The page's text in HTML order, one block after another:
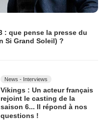
: que pense la presse du
Si Grand Soleil) ?
News - Interviews
Vikings : Un acteur français
rejoint le casting de la
saison 6... Il répond à nos
questions !